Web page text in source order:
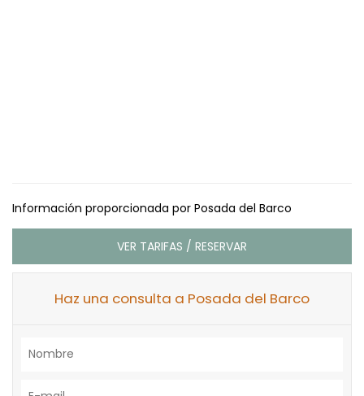
Información proporcionada por Posada del Barco
VER TARIFAS / RESERVAR
Haz una consulta a Posada del Barco